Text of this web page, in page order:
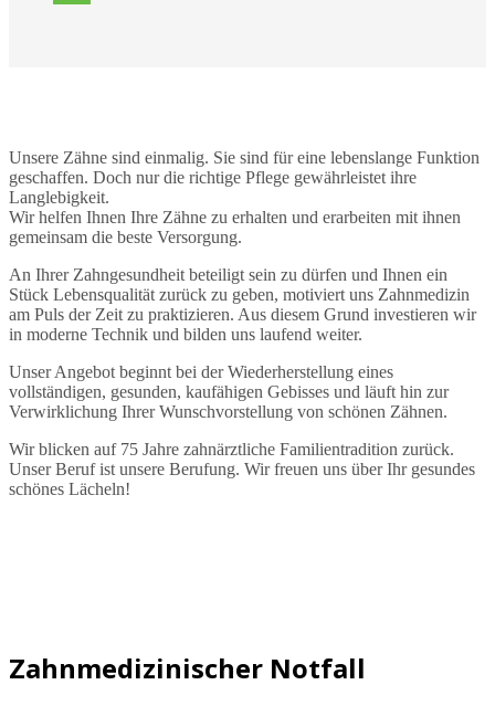
Unsere Zähne sind einmalig. Sie sind für eine lebenslange Funktion
geschaffen. Doch nur die richtige Pflege gewährleistet ihre
Langlebigkeit.
Wir helfen Ihnen Ihre Zähne zu erhalten und erarbeiten mit ihnen
gemeinsam die beste Versorgung.
An Ihrer Zahngesundheit beteiligt sein zu dürfen und Ihnen ein
Stück Lebensqualität zurück zu geben, motiviert uns Zahnmedizin
am Puls der Zeit zu praktizieren. Aus diesem Grund investieren wir
in moderne Technik und bilden uns laufend weiter.
Unser Angebot beginnt bei der Wiederherstellung eines
vollständigen, gesunden, kaufähigen Gebisses und läuft hin zur
Verwirklichung Ihrer Wunschvorstellung von schönen Zähnen.
Wir blicken auf 75 Jahre zahnärztliche Familientradition zurück.
Unser Beruf ist unsere Berufung. Wir freuen uns über Ihr gesundes
schönes Lächeln!
Zahnmedizinischer Notfall